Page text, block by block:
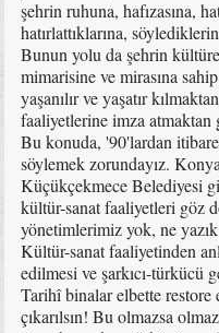
şehrin ruhuna, hafızasına,
hatırlattıklarına,
Bunun yolu da şehrin
mimarisine ve mirasına
yaşanılır ve yaşatır
faaliyetlerine imza atmaktan
Bu konuda, '90'lardan
söylemek zorundayız.
Küçükçekmece Belediyesi
kültür-sanat faaliyetleri göz
yönetimlerimiz yok, ne
Kültür-sanat faaliyetinden
edilmesi ve şarkıcı-türkücü
Tarihî binalar elbette restore
çıkarılsın! Bu olmazsa